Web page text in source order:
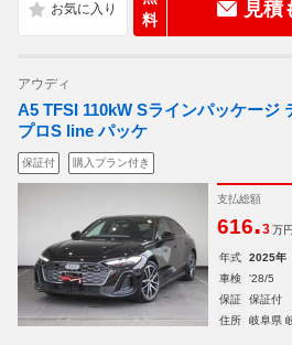
料
見積
アウディ
A5 TFSI 110kW Sラインパッケージ
プロS line パッケ
保証付 購入プラン付き
支払総額
616.3 万円
年式 2025年
車検
'28/5
保証
保証付
住所
岐阜県